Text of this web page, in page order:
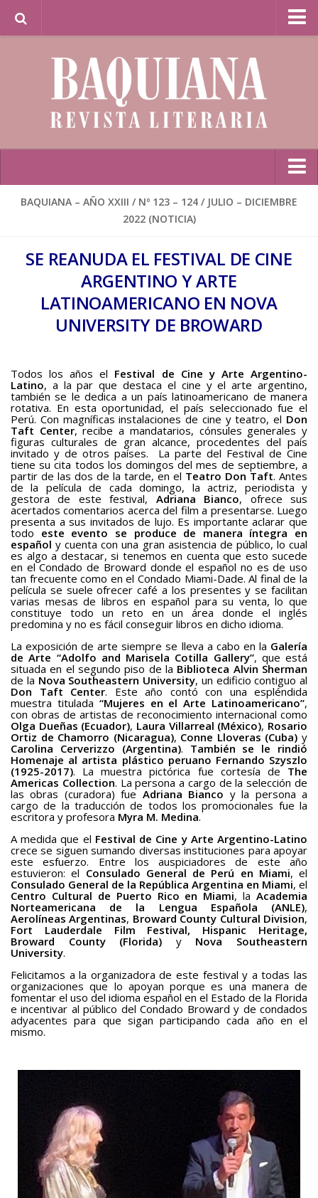
Inicio
BAQUIANA – Año XXVII / Nº 137 – 138 / Enero – Junio 2026
(Poesía I)
BAQUIANA – Año XXVII / Nº 137 – 138 / Enero – Junio 2026
(Poesía II)
BAQUIANA – Año XXVII / Nº 137 – 138 / Enero – Junio 2026
(Poesía IV)
BAQUIANA – Año XXVII / Nº 137 – 138 / Enero – Junio 2026
(Poesía V)
BAQUIANA – Año XXVII / Nº 137 – 138 / Enero – Junio 2026
(Poesía VI)
Narrativa
BAQUIANA – Año XXVII / Nº 137 – 138 / Enero – Junio 2026
(Narrativa)
Cuento
BAQUIANA – Año XXVII / Nº 137 – 138 / Enero – Junio 2026
(Cuento I)
BAQUIANA – Año XXVII / Nº 137 – 138 / Enero – Junio 2026
(Cuento II)
BAQUIANA – Año XXVII / Nº 137 – 138 / Enero – Junio 2026
(Cuento III)
Reseña
BAQUIANA – Año XXVII / Nº 137 – 138 / Enero – Junio 2026
(Reseña I)
BAQUIANA – Año XXVII / Nº 137 – 138 / Enero – Junio 2026
(Reseña II)
Ensayo
BAQUIANA – Año XXVII / Nº 137 – 138 / Enero – Junio 2026
(Ensayo)
Entrevista
BAQUIANA – Año XXVII / Nº 137 – 138 / Enero – Junio 2026
(Entrevista)
Opinión
BAQUIANA – Año XXVII / Nº 137 – 138 / Enero – Junio 2026
(Opinión I)
Teatro
BAQUIANA – Año XXVII / Nº 137 – 138 / Enero – Junio 2026
(TEATRO)
BAQUIANA – ENLACES I
BAQUIANA – ENLACES III
Números Anteriores
BAQUIANA – Números Anteriores (2021 – 2025)
BAQUIANA – Números Anteriores (2016 – 2020)
BAQUIANA – AÑO XXIII / Nº 123 – 124 / JULIO – DICIEMBRE
2022 (NOTICIA)
SE REANUDA EL FESTIVAL DE CINE
ARGENTINO Y ARTE
LATINOAMERICANO EN NOVA
UNIVERSITY DE BROWARD
Todos los años el Festival de Cine y Arte Argentino-
Latino, a la par que destaca el cine y el arte argentino,
también se le dedica a un país latinoamericano de manera
rotativa. En esta oportunidad, el país seleccionado fue el
Perú. Con magníficas instalaciones de cine y teatro, el Don
Taft Center, recibe a mandatarios, cónsules generales y
figuras culturales de gran alcance, procedentes del país
invitado y de otros países. La parte del Festival de Cine
tiene su cita todos los domingos del mes de septiembre, a
partir de las dos de la tarde, en el Teatro Don Taft. Antes
de la película de cada domingo, la actriz, periodista y
gestora de este festival, Adriana Bianco, ofrece sus
acertados comentarios acerca del film a presentarse. Luego
presenta a sus invitados de lujo. Es importante aclarar que
todo este evento se produce de manera íntegra en
español y cuenta con una gran asistencia de público, lo cual
es algo a destacar, si tenemos en cuenta que esto sucede
en el Condado de Broward donde el español no es de uso
tan frecuente como en el Condado Miami-Dade. Al final de la
película se suele ofrecer café a los presentes y se facilitan
varias mesas de libros en español para su venta, lo que
constituye todo un reto en un área donde el inglés
predomina y no es fácil conseguir libros en dicho idioma.
La exposición de arte siempre se lleva a cabo en la Galería
de Arte “Adolfo and Marisela Cotilla Gallery”, que está
situada en el segundo piso de la Biblioteca Alvin Sherman
de la Nova Southeastern University, un edificio contiguo al
Don Taft Center. Este año contó con una espléndida
muestra titulada “Mujeres en el Arte Latinoamericano”,
con obras de artistas de reconocimiento internacional como
Olga Dueñas (Ecuador), Laura Villarreal (México), Rosario
Ortiz de Chamorro (Nicaragua), Conne Lloveras (Cuba) y
Carolina Cerverizzo (Argentina). También se le rindió
Homenaje al artista plástico peruano Fernando Szyszlo
(1925-2017). La muestra pictórica fue cortesía de The
Americas Collection. La persona a cargo de la selección de
las obras (curadora) fue Adriana Bianco y la persona a
cargo de la traducción de todos los promocionales fue la
escritora y profesora Myra M. Medina.
A medida que el Festival de Cine y Arte Argentino-Latino
crece se siguen sumando diversas instituciones para apoyar
este esfuerzo. Entre los auspiciadores de este año
estuvieron: el Consulado General de Perú en Miami, el
Consulado General de la República Argentina en Miami, el
Centro Cultural de Puerto Rico en Miami, la Academia
Norteamericana de la Lengua Española (ANLE),
Aerolíneas Argentinas, Broward County Cultural Division,
Fort Lauderdale Film Festival,
Hispanic Heritage,
Broward County (Florida) y Nova Southeastern
University.
Felicitamos a la organizadora de este festival y a todas las
organizaciones que lo apoyan porque es una manera de
fomentar el uso del idioma español en el Estado de la Florida
e incentivar al público del Condado Broward y de condados
adyacentes para que sigan participando cada año en el
mismo.